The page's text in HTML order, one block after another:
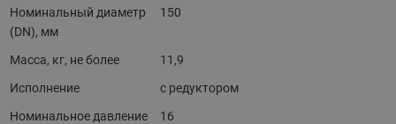
Номинальный диаметр
(DN), мм
150
Масса, кг, не более
11,9
Исполнение
с редуктором
Номинальное давление
16